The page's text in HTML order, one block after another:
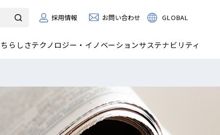
採用情報 お問い合わせ GLOBAL
らしさテクノロジー・イノベーションサステナビリティ